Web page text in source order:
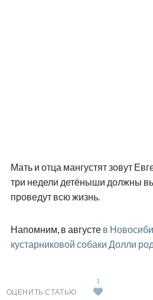
Мать и отца мангустят зовут
три недели детёныши должны
проведут всю жизнь.
Напомним, в августе в
кустарниковой собаки Долли
ОЦЕНИТЬ СТАТЬЮ
1